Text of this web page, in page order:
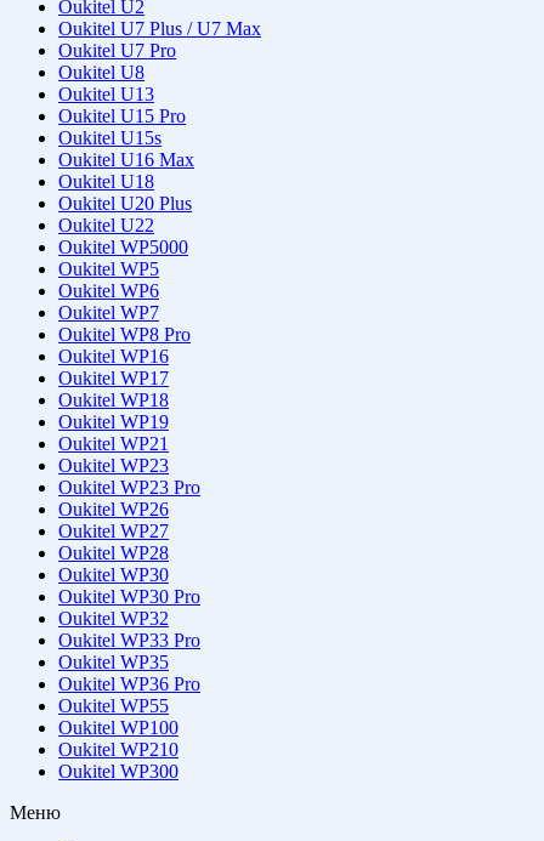
Oukitel U2
Oukitel U7 Plus / U7 Max
Oukitel U7 Pro
Oukitel U8
Oukitel U13
Oukitel U15 Pro
Oukitel U15s
Oukitel U16 Max
Oukitel U18
Oukitel U20 Plus
Oukitel U22
Oukitel WP5000
Oukitel WP5
Oukitel WP6
Oukitel WP7
Oukitel WP8 Pro
Oukitel WP16
Oukitel WP17
Oukitel WP18
Oukitel WP19
Oukitel WP21
Oukitel WP23
Oukitel WP23 Pro
Oukitel WP26
Oukitel WP27
Oukitel WP28
Oukitel WP30
Oukitel WP30 Pro
Oukitel WP32
Oukitel WP33 Pro
Oukitel WP35
Oukitel WP36 Pro
Oukitel WP55
Oukitel WP100
Oukitel WP210
Oukitel WP300
Меню